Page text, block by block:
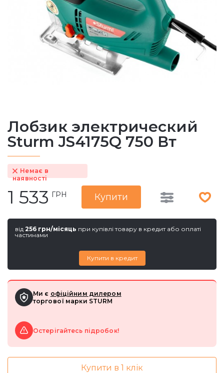
Лобзик электрический
Sturm JS4175Q 750 Вт
Немає в
наявності
1 533 ГРН Купити
від 256 грн/місяць при купівлі товару в кредит або оплаті
частинами
Купити в кредит
Ми є офіційним дилером
торгової марки STURM
Остерігайтесь підробок!
Купити в 1 клік